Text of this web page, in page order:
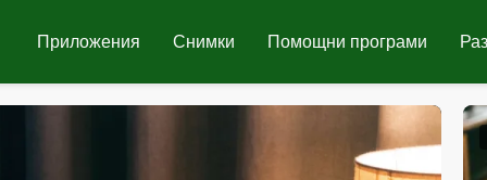
Приложения Снимки Помощни програми